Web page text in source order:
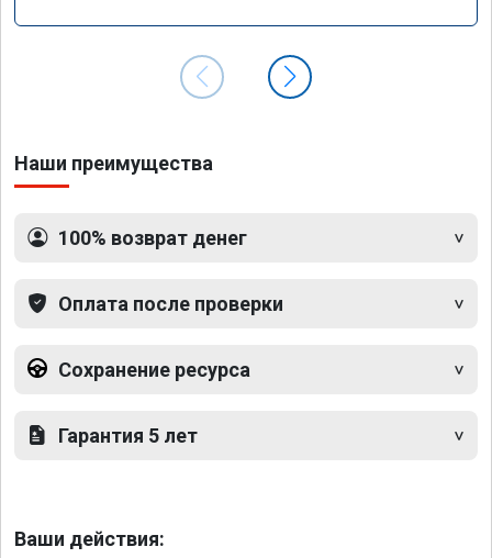
Наши преимущества
100% возврат денег
Оплата после проверки
Сохранение ресурса
Гарантия 5 лет
Ваши действия: